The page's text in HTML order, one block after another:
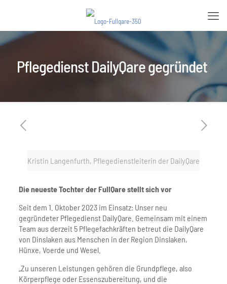
Pflegedienst DailyQare gegründet
Kristin Langenfurth, Pflegedienstleiterin der DailyQare
Die neueste Tochter der FullQare stellt sich vor
Seit dem 1. Oktober 2023 im Einsatz: Unser neu
gegründeter Pflegedienst DailyQare. Gemeinsam mit einem
Team aus derzeit 5 Pflegefachkräften betreut die DailyQare
von Dinslaken aus Menschen in der Region Dinslaken,
Hünxe, Voerde und Wesel.
„Zu unseren Leistungen gehören die Grundpflege, also
Körperpflege oder Essenszubereitung, und die